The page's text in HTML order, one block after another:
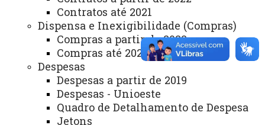
Contratos até 2021
Dispensa e Inexigibilidade (Compras)
Compras a partir de 2022
Compras até 2021
Despesas
Despesas a partir de 2019
Despesas - Unioeste
Quadro de Detalhamento de Despesa
Jetons
REITORIA
Secretaria Geral
Gabinete Reitoria
Secretaria dos Conselhos Superiores